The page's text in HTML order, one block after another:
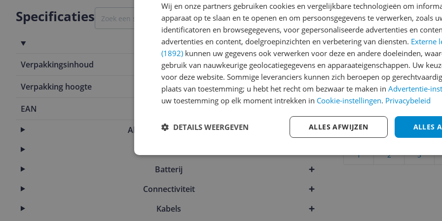
Specificaties
Verpakking
Verpakkingsinhoud
Opbergetui
Verpakking hoogte 15 cm
EAN
0786471749210
Algemene kenmerken
Batterij
Connectiviteit
Kabels
Reviews
Er zijn nog geen
Heb jij dit product in bezit
met het schrijven van je
een review gemiddeld
andere bezoekers een
€250,-!Klik hier voor de
Cijfer
Welk cijfer geef jij dit
3
2
1
Wij en onze partners gebruiken cookies en vergelijkbare technologieën om
apparaat op te slaan en te openen en om persoonsgegevens te verwerken, zoals
identificatoren en browsegegevens, voor gepersonaliseerde advertenties en
advertenties en content, doelgroepinzichten en verbetering van diensten. Externe
(1892) kunnen uw gegevens ook verwerken voor deze en andere doeleinden,
gebruik van nauwkeurige geolocatiegegevens en apparaateigenschappen. Uw
voor deze website. Sommige leveranciers kunnen zich beroepen op
plaats van toestemming; u hebt het recht om bezwaar te maken in Advertentie-
uw toestemming op elk moment intrekken in Cookie-instellingen. Privacybeleid
ALLES
ALLES AFWIJZEN
DETAILS WEERGEVEN